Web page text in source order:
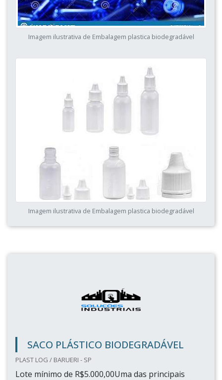
Imagem ilustrativa de Embalagem plastica biodegradável
Imagem ilustrativa de Embalagem plastica biodegradável
SACO PLÁSTICO BIODEGRADÁVEL
PLAST LOG / BARUERI - SP
Lote mínimo de R$5.000,00Uma das principais